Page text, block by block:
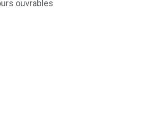
ouvrables